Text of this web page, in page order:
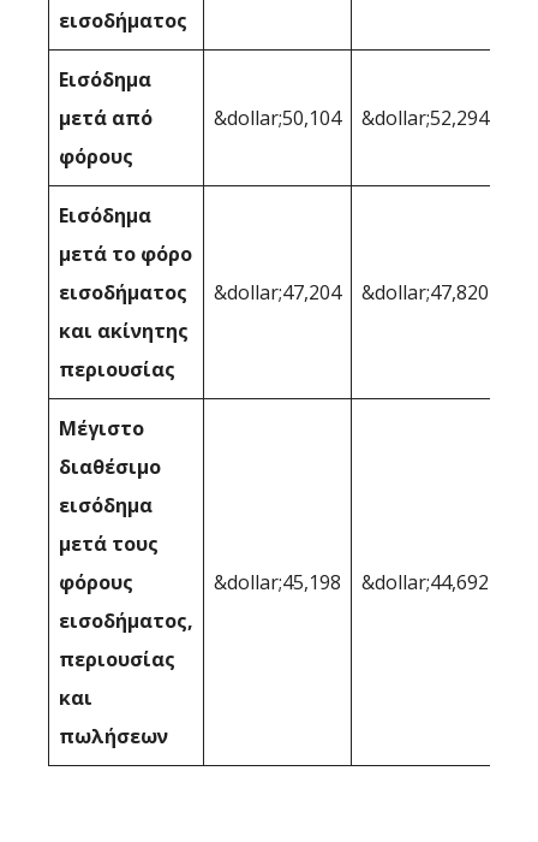
εισοδήματος
Εισόδημα
μετά από
φόρους
&dollar;50,104 &dollar;52,294
Εισόδημα
μετά το φόρο
εισοδήματος
και ακίνητης
περιουσίας
&dollar;47,204 &dollar;47,820
Μέγιστο
διαθέσιμο
εισόδημα
μετά τους
φόρους
εισοδήματος,
περιουσίας
και
πωλήσεων
&dollar;45,198 &dollar;44,692